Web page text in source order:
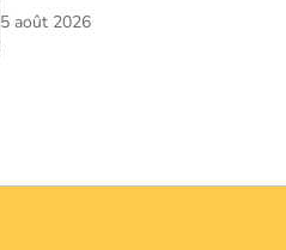
5 août 2026